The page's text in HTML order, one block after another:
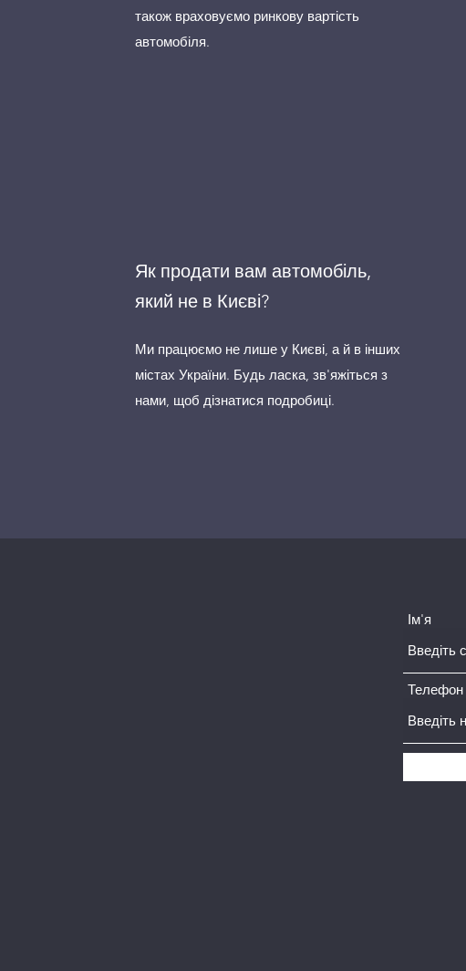
також враховуємо ринкову вартість
автомобіля.
Як продати вам автомобіль,
який не в Києві?
Ми працюємо не лише у Києві, а й в інших
містах України. Будь ласка, зв'яжіться з
нами, щоб дізнатися подробиці.
Ім'я
Телефон